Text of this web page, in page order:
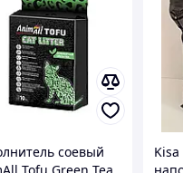
соевый
Kisa